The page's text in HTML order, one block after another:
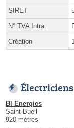
SIRET
N° TVA Intra.
Création
Bl Energies
Saint-Bueil
920 mètres